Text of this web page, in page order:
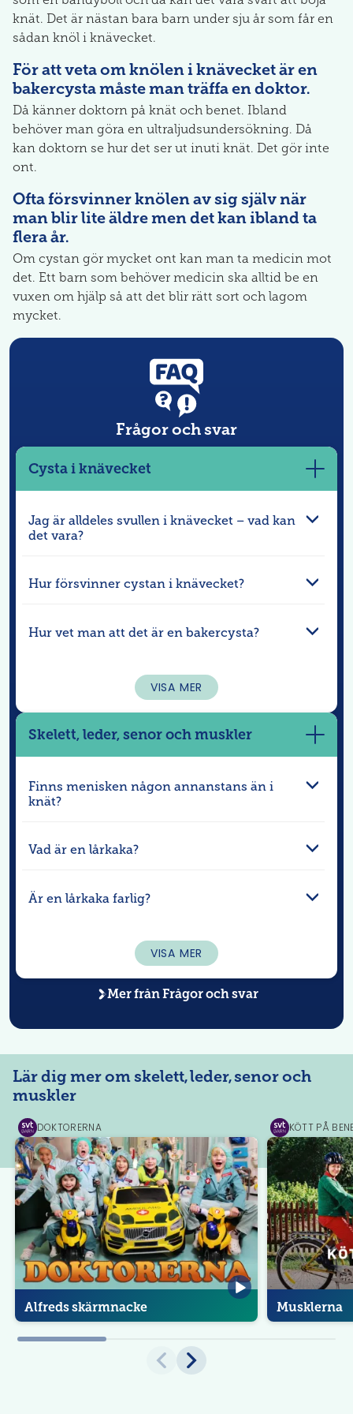
knät. Det är nästan bara barn under sju år som får en
sådan knöl i knävecket.
För att veta om knölen i knävecket är en
bakercysta måste man träffa en doktor.
Då känner doktorn på knät och benet. Ibland
behöver man göra en ultraljudsundersökning. Då
kan doktorn se hur det ser ut inuti knät. Det gör inte
ont.
Ofta försvinner knölen av sig själv när
man blir lite äldre men det kan ibland ta
flera år.
Om cystan gör mycket ont kan man ta medicin mot
det. Ett barn som behöver medicin ska alltid be en
vuxen om hjälp så att det blir rätt sort och lagom
mycket.
Frågor och svar
mer
Cysta i knävecket
Jag är alldeles svullen i knävecket – vad kan
det vara?
Hur försvinner cystan i knävecket?
Hur vet man att det är en bakercysta?
VISA MER
mer
Skelett, leder, senor och muskler
Finns menisken någon annanstans än i
knät?
Vad är en lårkaka?
Är en lårkaka farlig?
VISA MER
Mer frånFrågor och svar
Lär dig mer om skelett, leder, senor och
muskler
SVT
Play
DOKTORERNA
Alfreds skärmnacke
SVT
Play
KÖTT PÅ
Musklerna